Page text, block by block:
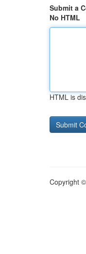
Submit a
No HTML
HTML is
Copyright